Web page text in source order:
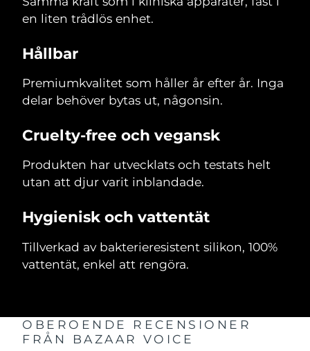
en liten trådlös enhet.
Hållbar
Premiumkvalitet som håller år efter år. Inga
delar behöver bytas ut, någonsin.
Cruelty-free och vegansk
Produkten har utvecklats och testats helt
utan att djur varit inblandade.
Hygienisk och vattentät
Tillverkad av bakterieresistent silikon, 100%
vattentät, enkel att rengöra.
OBEROENDE RECENSIONER
FRÅN BAZAAR VOICE